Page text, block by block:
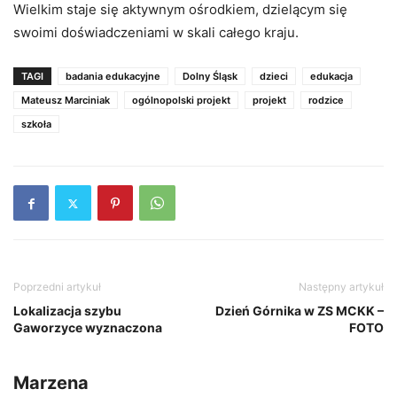
Wielkim staje się aktywnym ośrodkiem, dzielącym się
swoimi doświadczeniami w skali całego kraju.
TAGI badania edukacyjne Dolny Śląsk dzieci
edukacja
Mateusz Marciniak
ogólnopolski projekt projekt
rodzice
szkoła
Poprzedni artykuł
Lokalizacja szybu
Gaworzyce wyznaczona
Następny artykuł
Dzień Górnika w ZS MCKK –
FOTO
Marzena